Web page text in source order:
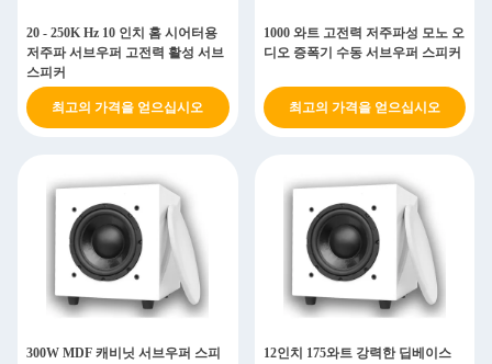
20 - 250K Hz 10 인치 홈 시어터용
저주파 서브우퍼 고전력 활성 서브
스피커
최고의 가격을 얻으십시오
1000 와트 고전력 저주파성 모노 오
디오 증폭기 수동 서브우퍼 스피커
최고의 가격을 얻으십시오
300W MDF 캐비닛 서브우퍼 스피
12인치 175와트 강력한 딥베이스